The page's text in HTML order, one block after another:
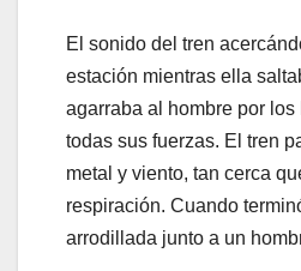
El sonido del tren
estación mientras ella
agarraba al hombre por los
todas sus fuerzas. El tren
metal y viento, tan cerca
respiración. Cuando
arrodillada junto a un